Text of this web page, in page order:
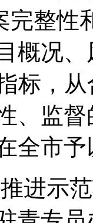
完整
概况
标，
、监
全市
示范